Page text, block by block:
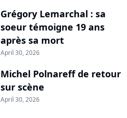
Grégory Lemarchal : sa
soeur témoigne 19 ans
après sa mort
April 30, 2026
Michel Polnareff de retour
sur scène
April 30, 2026